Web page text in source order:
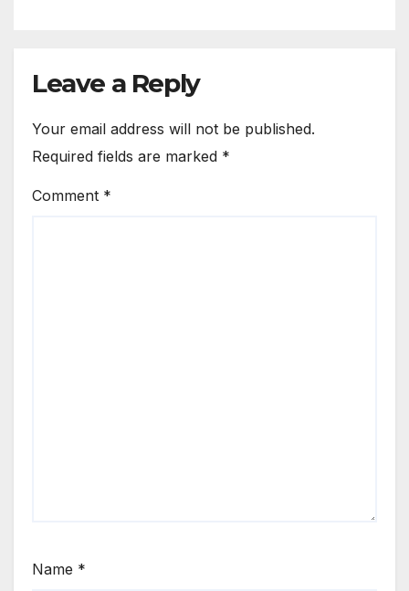
Leave a Reply
Your email address will not be published.
Required fields are marked *
Comment *
Name *